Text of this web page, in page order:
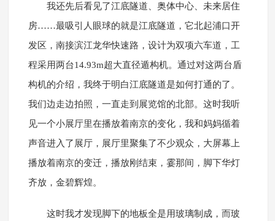
我还先后看见了江底隧道、奥体中心、未来居住
房……最吸引人眼球的就是江底隧道，它北起浦口开
发区，南接滨江龙华快速路，设计为双项六车道，工
程采用两台14.93m超大直径遁构机。通过对这两台盾
构机的介绍，我终于明白江底隧道是如何打通的了。
我们边走边拍照，一直走到展览馆的北部。这时我听
见一个小展厅里在播放着南京的变化，我和妈妈循着
声音进入了展厅，展厅里聚集了不少观众，大屏幕上
播放着南京的变迁，播放刚结束，霎那间，脚下华灯
齐放，金碧辉煌。
这时我才发现脚下的地板全是用玻璃制成，而玻